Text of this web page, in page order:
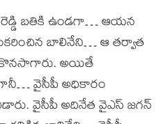
బతికి ఉండగా… ఆయన
బాలినేని… ఆ తర్వాత
అయితే
వైసీపీ అధికారం
వైసీపీ అదినేత వైఎస్ జగన్